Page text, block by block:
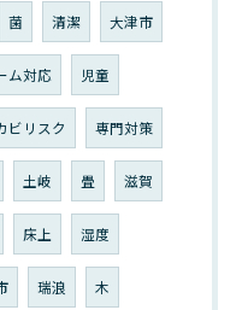
菌 清潔 大津市
ム対応 児童
ビリスク 専門対策
土岐 畳 滋賀
床上 湿度
瑞浪 木